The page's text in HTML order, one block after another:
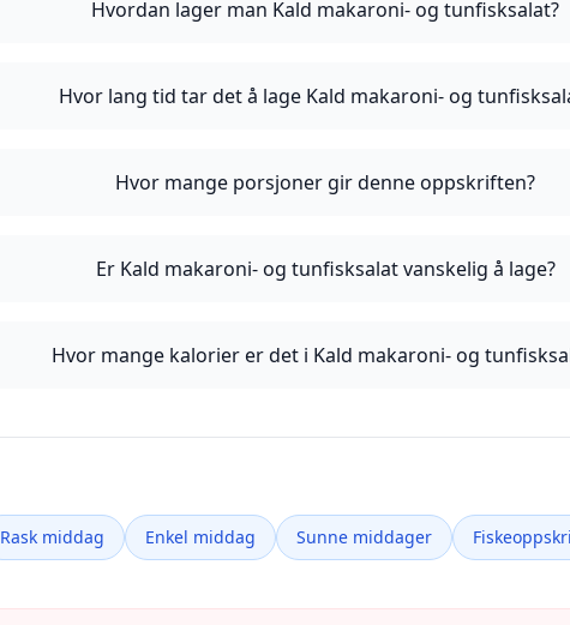
Hvordan lager man Kald makaroni- og tunfisksalat?
Hvor lang tid tar det å lage Kald makaroni- og
Hvor mange porsjoner gir denne oppskriften?
Er Kald makaroni- og tunfisksalat vanskelig å lage?
Hvor mange kalorier er det i Kald makaroni- og
Rask middag Enkel middag Sunne middager